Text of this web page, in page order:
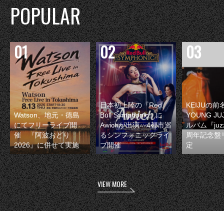
POPULAR
Watson、地元・徳島
にてフリーライブ開
催 『阿波おどり
2026』に併せて実施
日本初上陸の『Red
Bull Symphonic』に
Awichが出演 4都市巡
るシンフォニックライ
ブ開催
KEIJUの前
YOUNG
ルバム『
周年記念盤
定
VIEW MORE